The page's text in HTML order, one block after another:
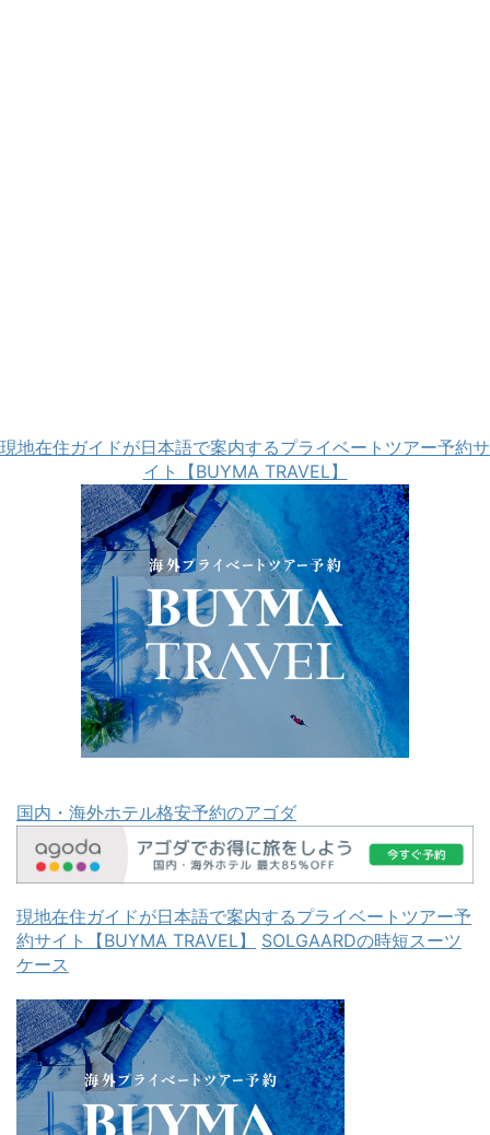
現地在住ガイドが日本語で案内するプライベートツアー予約サ
イト【BUYMA TRAVEL】
国内・海外ホテル格安予約のアゴダ
現地在住ガイドが日本語で案内するプライベートツアー予
約サイト【BUYMA TRAVEL】
SOLGAARDの時短スーツ
ケース